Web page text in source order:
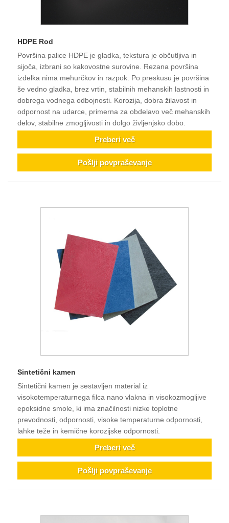
HDPE Rod
Površina palice HDPE je gladka, tekstura je občutljiva in
sijoča, izbrani so kakovostne surovine. Rezana površina
izdelka nima mehurčkov in razpok. Po preskusu je površina
še vedno gladka, brez vrtin, stabilnih mehanskih lastnosti in
dobrega vodnega odbojnosti. Korozija, dobra žilavost in
odpornost na udarce, primerna za obdelavo več mehanskih
delov, stabilne zmogljivosti in dolgo življenjsko dobo.
Preberi več
Pošlji povpraševanje
Sintetični kamen
Sintetični kamen je sestavljen material iz
visokotemperaturnega filca nano vlakna in visokozmogljive
epoksidne smole, ki ima značilnosti nizke toplotne
prevodnosti, odpornosti, visoke temperaturne odpornosti,
lahke teže in kemične korozijske odpornosti.
Preberi več
Pošlji povpraševanje